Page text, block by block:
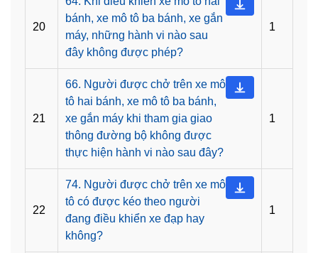
20
bánh, xe mô tô ba bánh, xe gắn
máy, những hành vi nào sau
đây không được phép?
1
21
66. Người được chở trên xe mô
tô hai bánh, xe mô tô ba bánh,
xe gắn máy khi tham gia giao
thông đường bộ không được
thực hiện hành vi nào sau đây?
1
22
74. Người được chở trên xe mô
tô có được kéo theo người
đang điều khiển xe đạp hay
không?
1